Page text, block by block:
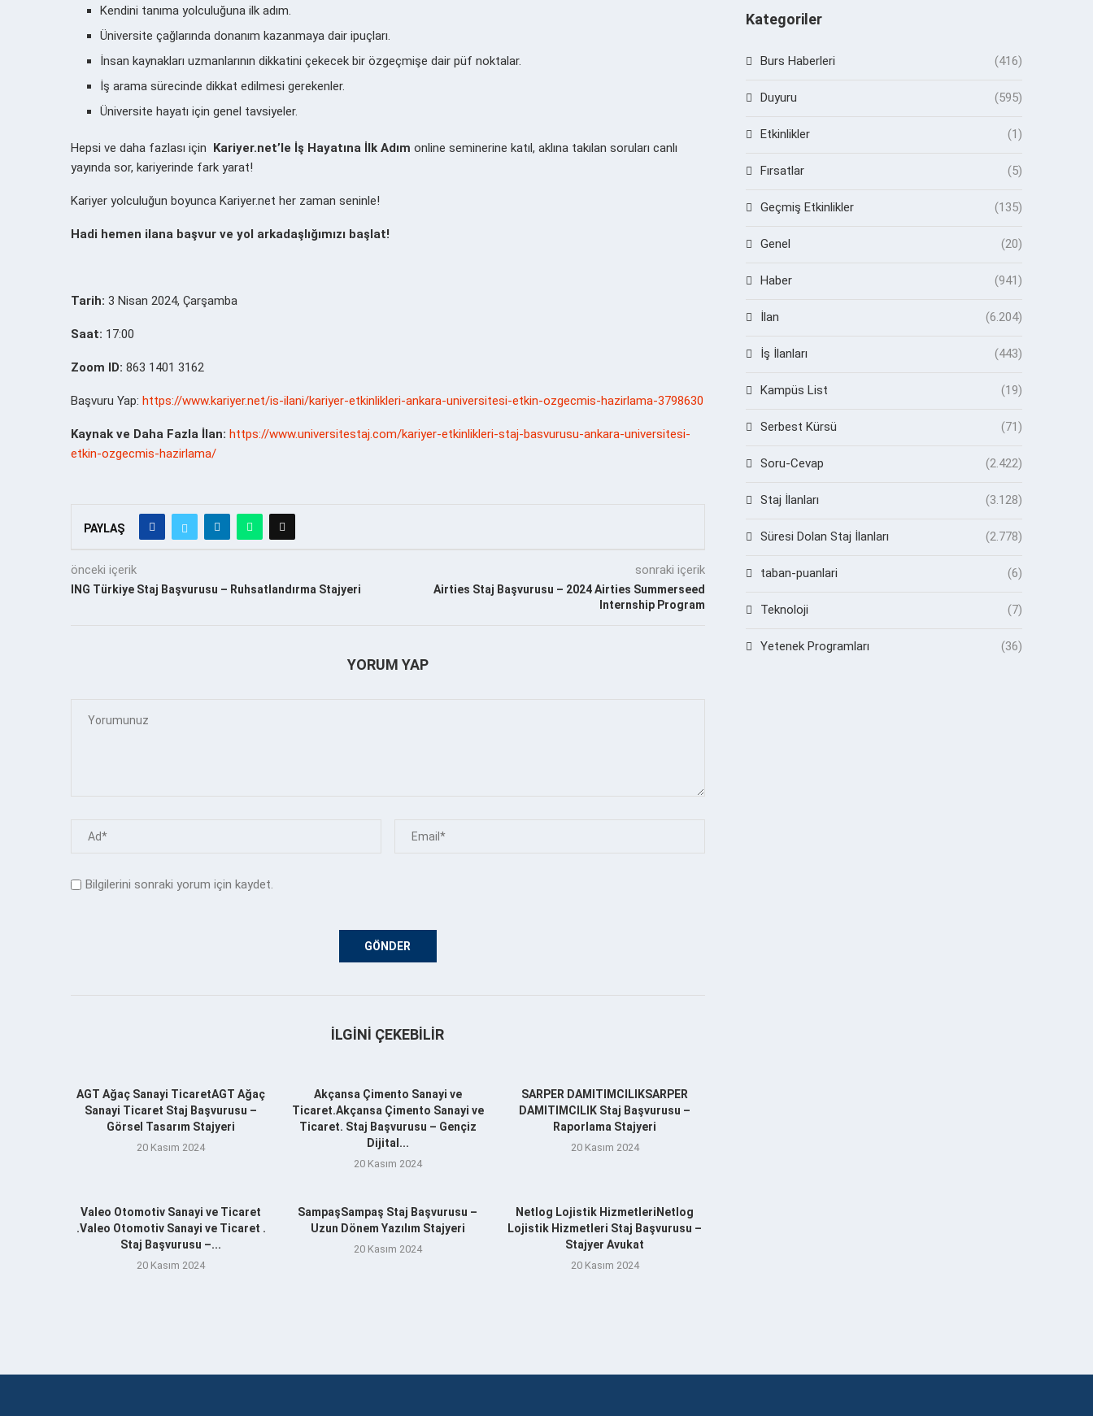
Kendini tanıma yolculuğuna ilk adım.
Üniversite çağlarında donanım kazanmaya dair ipuçları.
İnsan kaynakları uzmanlarının dikkatini çekecek bir özgeçmişe dair püf noktalar.
İş arama sürecinde dikkat edilmesi gerekenler.
Üniversite hayatı için genel tavsiyeler.
Hepsi ve daha fazlası için Kariyer.net’le İş Hayatına İlk Adım online seminerine katıl, aklına takılan soruları canlı
yayında sor, kariyerinde fark yarat!
Kariyer yolculuğun boyunca Kariyer.net her zaman seninle!
Hadi hemen ilana başvur ve yol arkadaşlığımızı başlat!
Tarih: 3 Nisan 2024, Çarşamba
Saat: 17:00
Zoom ID: 863 1401 3162
Başvuru Yap: https://www.kariyer.net/is-ilani/kariyer-etkinlikleri-ankara-universitesi-etkin-ozgecmis-hazirlama-3798630
Kaynak ve Daha Fazla İlan: https://www.universitestaj.com/kariyer-etkinlikleri-staj-basvurusu-ankara-universitesi-
etkin-ozgecmis-hazirlama/
PAYLAŞ
önceki içerik
ING Türkiye Staj Başvurusu – Ruhsatlandırma Stajyeri
sonraki içerik
Airties Staj Başvurusu – 2024 Airties Summerseed
Internship Program
YORUM YAP
Bilgilerini sonraki yorum için kaydet.
İLGINI ÇEKEBILIR
AGT Ağaç Sanayi TicaretAGT Ağaç
Sanayi Ticaret Staj Başvurusu –
Görsel Tasarım Stajyeri
20 Kasım 2024
Akçansa Çimento Sanayi ve
Ticaret.Akçansa Çimento Sanayi ve
Ticaret. Staj Başvurusu – Gençiz
Dijital...
20 Kasım 2024
SARPER DAMITIMCILIKSARPER
DAMITIMCILIK Staj Başvurusu –
Raporlama Stajyeri
20 Kasım 2024
Valeo Otomotiv Sanayi ve Ticaret
.Valeo Otomotiv Sanayi ve Ticaret .
Staj Başvurusu –...
20 Kasım 2024
SampaşSampaş Staj Başvurusu –
Uzun Dönem Yazılım Stajyeri
20 Kasım 2024
Netlog Lojistik HizmetleriNetlog
Lojistik Hizmetleri Staj Başvurusu –
Stajyer Avukat
20 Kasım 2024
Kategoriler
Burs Haberleri (416)
Duyuru (595)
Etkinlikler (1)
Fırsatlar (5)
Geçmiş Etkinlikler (135)
Genel (20)
Haber (941)
İlan (6.204)
İş İlanları (443)
Kampüs List (19)
Serbest Kürsü (71)
Soru-Cevap (2.422)
Staj İlanları (3.128)
Süresi Dolan Staj İlanları (2.778)
taban-puanlari (6)
Teknoloji (7)
Yetenek Programları (36)